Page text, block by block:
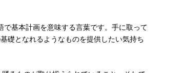
で基本計画を意味する言葉です。手に取って
礎となれるようなものを提供したい気持ち